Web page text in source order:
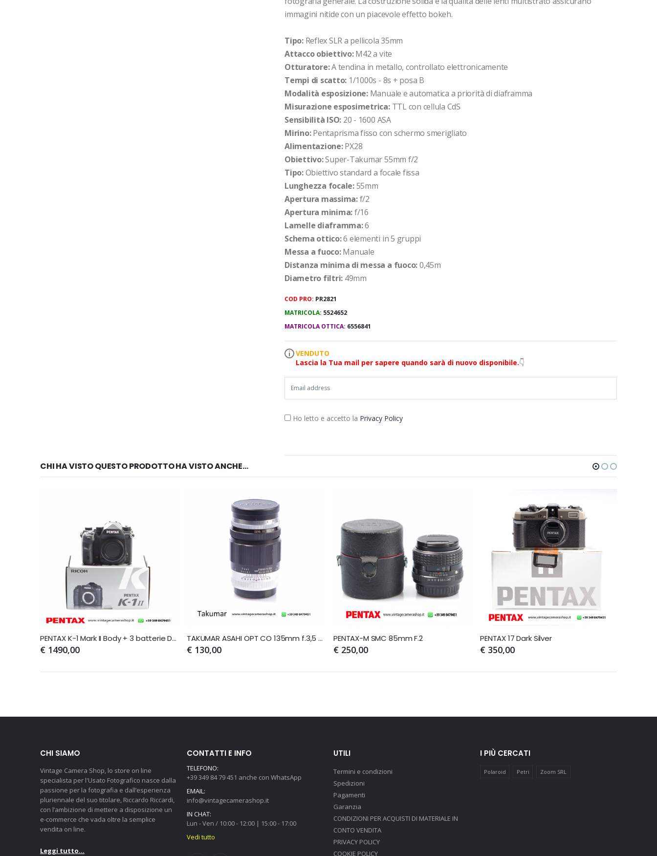
immagini nitide con un piacevole effetto bokeh.
Tipo:Reflex SLR a pellicola 35mm
Attacco obiettivo:M42 a vite
Otturatore:A tendina in metallo, controllato elettronicamente
Tempi di scatto: 1/1000s - 8s + posa B
Modalità esposizione: Manuale e automatica a priorità di diaframma
Misurazione esposimetrica: TTL con cellula CdS
Sensibilità ISO: 20 - 1600 ASA
Mirino:Pentaprisma fisso con schermo smerigliato
Alimentazione:PX28
Obiettivo:Super-Takumar 55mm f/2
Tipo:Obiettivo standard a focale fissa
Lunghezza focale:55mm
Apertura massima:f/2
Apertura minima:f/16
Lamelle diaframma:6
Schema ottico:6 elementi in 5 gruppi
Messa a fuoco:Manuale
Distanza minima di messa a fuoco:0,45m
Diametro filtri: 49mm
COD PRO: PR2821
MATRICOLA: 5524652
MATRICOLA OTTICA: 6556841
VENDUTO
Lascia la Tua mail per sapere quando sarà di nuovo disponibile.👇
Ho letto e accetto la Privacy Policy
CHI HA VISTO QUESTO PRODOTTO HA VISTO ANCHE...
PENTAX K-1 Mark II Body + 3 batterie D-LI90
€ 1490,00
TAKUMAR ASAHI OPT CO 135mm f.3,5 Silver
€ 130,00
PENTAX-M SMC 85mm F.2
€ 250,00
PENTAX 17 Dark Silver
€ 350,00
CHI SIAMO
Vintage Camera Shop, lo store on line
specialista per l'Usato Fotografico nasce dalla
passione per la fotografia e dall’esperienza
pluriennale del suo titolare, Riccardo Riccardi,
con l’ambizione di mettere a disposizione un
e-commerce che vada oltre la semplice
vendita on line.
Leggi tutto...
CONTATTI E INFO
TELEFONO:
+39 349 84 79 451 anche con WhatsApp
EMAIL:
info@vintagecamerashop.it
IN CHAT:
Lun - Ven / 10:00 - 12:00 | 15:00 - 17:00
Vedi tutto
UTILI
Termini e condizioni
Spedizioni
Pagamenti
Garanzia
CONDIZIONI PER ACQUISTI DI MATERIALE IN
CONTO VENDITA
PRIVACY POLICY
COOKIE POLICY
I PIÙ CERCATI
Polaroid Petri Zoom SRL